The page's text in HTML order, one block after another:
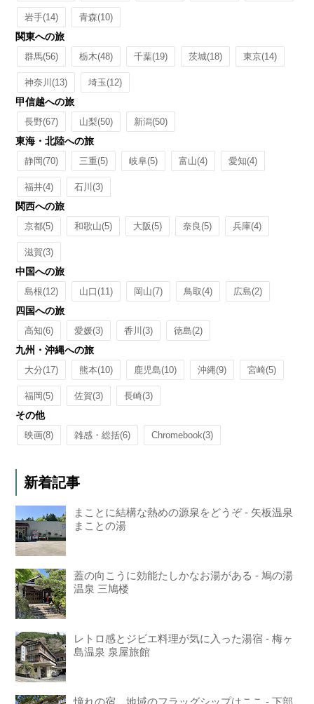
岩手(14) 青森(10)
関東への旅
群馬(56) 栃木(48) 千葉(19) 茨城(18) 東京(14)
神奈川(13) 埼玉(12)
甲信越への旅
長野(67) 山梨(50) 新潟(50)
東海・北陸への旅
静岡(70) 三重(5) 岐阜(5) 富山(4) 愛知(4)
福井(4) 石川(3)
関西への旅
京都(5) 和歌山(5) 大阪(5) 奈良(5) 兵庫(4)
滋賀(3)
中国への旅
島根(12) 山口(11) 岡山(7) 鳥取(4) 広島(2)
四国への旅
高知(6) 愛媛(3) 香川(3) 徳島(2)
九州・沖縄への旅
大分(17) 熊本(10) 鹿児島(10) 沖縄(9) 宮崎(5)
福岡(5) 佐賀(3) 長崎(3)
その他
映画(8) 雑感・総括(6) Chromebook(3)
新着記事
まことに結構な熱めの源泉をどうぞ - 矢板温泉
まことの湯
蓋の向こうに効能たしかなお湯がある - 鳩の湯
温泉 三鳩楼
レトロ感とジビエ料理が気に入った湯宿 - 梅ヶ
島温泉 泉屋旅館
憧れの宿、地域のフラッグシップはここ - 下部